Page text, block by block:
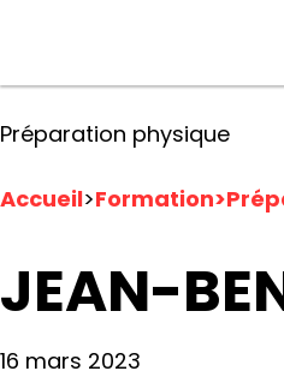
Préparation physique
Accueil>
JEAN-
16 mars 2023